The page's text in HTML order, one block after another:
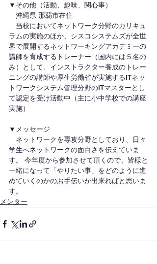
▼その他（活動、趣味、関心事）
沖縄県 那覇市在住
当校においてネットワーク分野のカリキュ
ラムの実施のほか、シスコシステムズが全世
界で展開するネットワーキングアカデミーの
講師を育成するトレーナー（国内には５名の
み）として、インストラクター養成のトレー
ニングの講師や厚生労働省が実施するITネッ
トワークシステム管理分野のITマスターとし
て認定を受け活動中（主に小中学校での講座
実施）
▼メッセージ
ネットワークを専攻分野としており、日々
学生へネットワークの面白さを伝えていま
す。 今年度から参加させて頂くので、皆様と
一緒になって「やりたい事」をどのように進
めていくのかのお手伝いが出来ればと思いま
す。
メンター